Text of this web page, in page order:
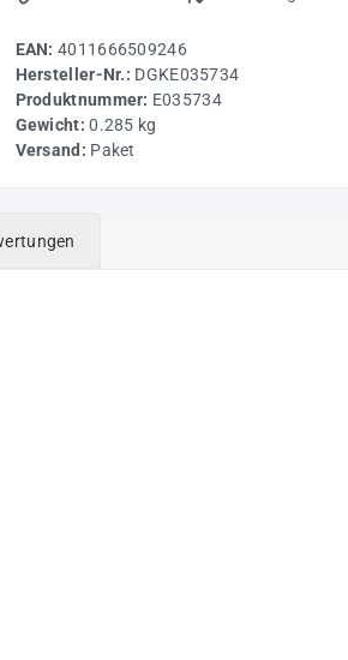
EAN: 4011666509246
Hersteller-Nr.: DGKE035734
Produktnummer: E035734
Gewicht:0.285 kg
Versand: Paket